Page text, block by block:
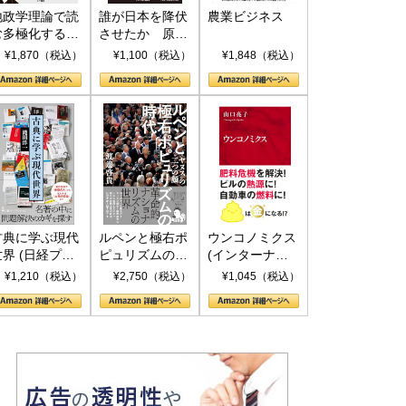
政学理論で読
多極化する世
トランプと
¥1,870（税込）
誰が日本を降伏
させたか 原爆
投下、ソ連参
(PHP新書)
¥1,100（税込）
農業ビジネス
¥1,848（税込）
典に学ぶ現代
界 (日経プレ
アシリーズ)
¥1,210（税込）
ルペンと極右ポ
ピュリズムの時
代：〈ヤヌス〉
¥2,750（税込）
ウンコノミクス
(インターナシ
ョナル新書)
¥1,045（税込）